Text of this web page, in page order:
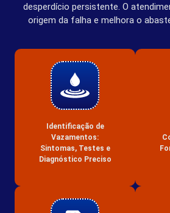
desperdício persistente. O
origem da falha e melhora o
Identificação de
Vazamentos:
Sintomas, Testes e
Diagnóstico Preciso